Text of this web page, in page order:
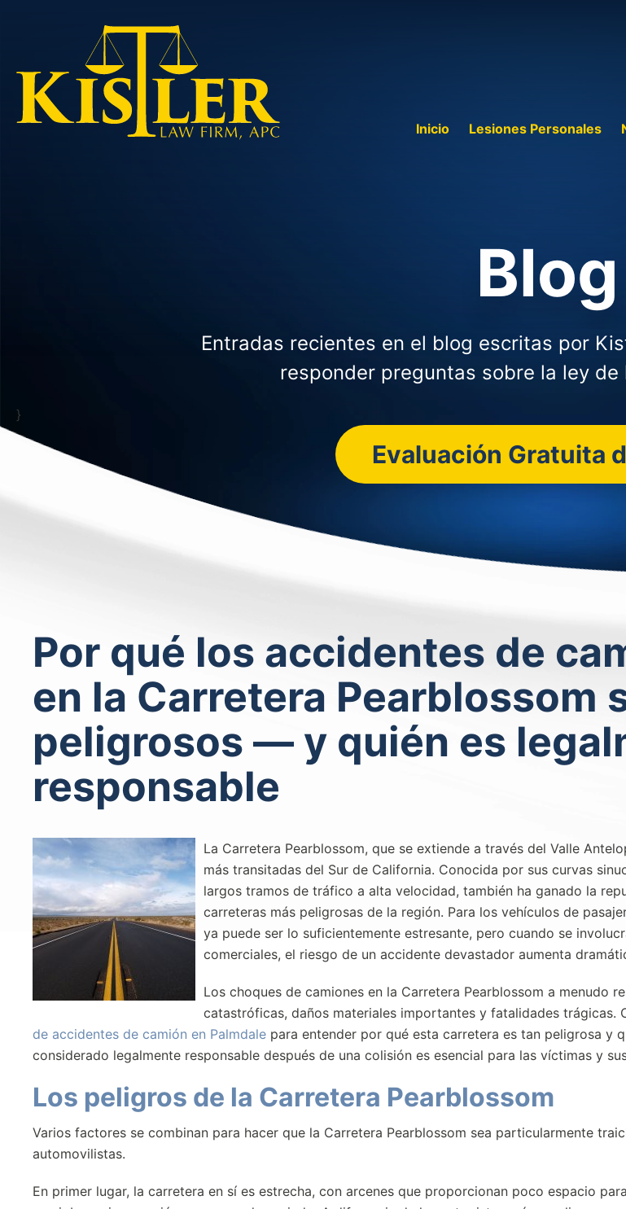
Inicio Lesiones Personales
Blog
Entradas recientes en el blog escritas por
responder preguntas sobre la ley de
}
Evaluación Gratuita
Por qué los accidentes de
en la Carretera Pearblossom
peligrosos — y quién es
responsable
La Carretera Pearblossom, que se extiende a través del Valle
más transitadas del Sur de California. Conocida por sus curvas
largos tramos de tráfico a alta velocidad, también ha ganado la
carreteras más peligrosas de la región. Para los vehículos de
ya puede ser lo suficientemente estresante, pero cuando se
comerciales, el riesgo de un accidente devastador aumenta
Los choques de camiones en la Carretera Pearblossom a menudo
catastróficas, daños materiales importantes y fatalidades trágicas.
de accidentes de camión en Palmdale para entender por qué esta carretera es tan peligrosa y
considerado legalmente responsable después de una colisión es esencial para las víctimas y
Los peligros de la Carretera Pearblossom
Varios factores se combinan para hacer que la Carretera Pearblossom sea particularmente
automovilistas.
En primer lugar, la carretera en sí es estrecha, con arcenes que proporcionan poco espacio